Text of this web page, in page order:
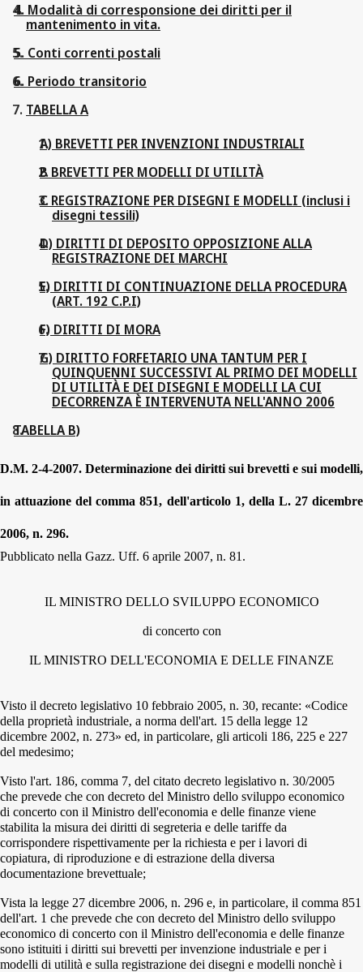
4. Modalità di corresponsione dei diritti per il
mantenimento in vita.
5. Conti correnti postali
6. Periodo transitorio
TABELLA A
A) BREVETTI PER INVENZIONI INDUSTRIALI
B BREVETTI PER MODELLI DI UTILITÀ
C REGISTRAZIONE PER DISEGNI E MODELLI (inclusi i
disegni tessili)
D) DIRITTI DI DEPOSITO OPPOSIZIONE ALLA
REGISTRAZIONE DEI MARCHI
E) DIRITTI DI CONTINUAZIONE DELLA PROCEDURA
(ART. 192 C.P.I)
F) DIRITTI DI MORA
G) DIRITTO FORFETARIO UNA TANTUM PER I
QUINQUENNI SUCCESSIVI AL PRIMO DEI MODELLI
DI UTILITÀ E DEI DISEGNI E MODELLI LA CUI
DECORRENZA È INTERVENUTA NELL'ANNO 2006
TABELLA B)
D.M. 2-4-2007. Determinazione dei diritti sui brevetti e sui modelli,
in attuazione del comma 851, dell'articolo 1, della L. 27 dicembre
2006, n. 296.
Pubblicato nella Gazz. Uff. 6 aprile 2007, n. 81.
IL MINISTRO DELLO SVILUPPO ECONOMICO
di concerto con
IL MINISTRO DELL'ECONOMIA E DELLE FINANZE
Visto il decreto legislativo 10 febbraio 2005, n. 30, recante: «Codice
della proprietà industriale, a norma dell'art. 15 della legge 12
dicembre 2002, n. 273» ed, in particolare, gli articoli 186, 225 e 227
del medesimo;
Visto l'art. 186, comma 7, del citato decreto legislativo n. 30/2005
che prevede che con decreto del Ministro dello sviluppo economico
di concerto con il Ministro dell'economia e delle finanze viene
stabilita la misura dei diritti di segreteria e delle tariffe da
corrispondere rispettivamente per la richiesta e per i lavori di
copiatura, di riproduzione e di estrazione della diversa
documentazione brevettuale;
Vista la legge 27 dicembre 2006, n. 296 e, in particolare, il comma 851
dell'art. 1 che prevede che con decreto del Ministro dello sviluppo
economico di concerto con il Ministro dell'economia e delle finanze
sono istituiti i diritti sui brevetti per invenzione industriale e per i
modelli di utilità e sulla registrazione dei disegni e modelli nonchè i